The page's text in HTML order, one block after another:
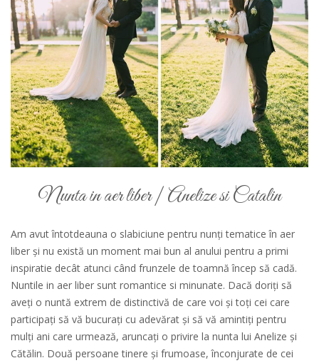
Nunta in aer liber | Anelize si Catalin
Am avut întotdeauna o slabiciune pentru nunți tematice în aer
liber și nu există un moment mai bun al anului pentru a primi
inspiratie decât atunci când frunzele de toamnă încep să cadă.
Nuntile in aer liber sunt romantice si minunate. Dacă doriți să
aveți o nuntă extrem de distinctivă de care voi și toți cei care
participați să vă bucurați cu adevărat și să vă amintiți pentru
mulți ani care urmează, aruncați o privire la nunta lui Anelize și
Cătălin. Două persoane tinere și frumoase, înconjurate de cei